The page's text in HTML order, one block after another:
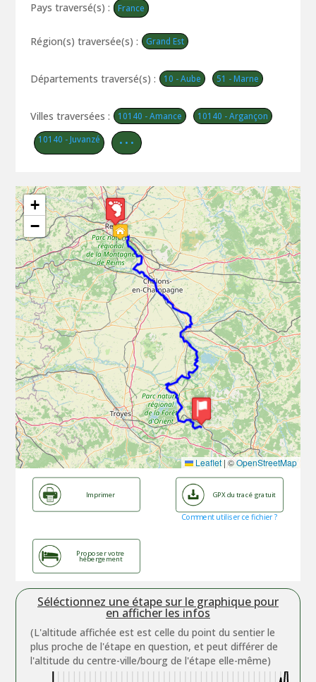
Pays traversé(s) : France
Région(s) traversée(s) : Grand Est
Départements traversé(s) : 10 - Aube 51 - Marne
Villes traversées : 10140 - Amance 10140 - Argançon
10140 - Juvanzé • • •
+
−
Leaflet |©OpenStreetMap
Imprimer GPX du tracé gratuit
Comment utiliser ce fichier ?
Proposer votre
hébergement
Séléctionnez une étape sur le graphique pour
en afficher les infos
(L'altitude affichée est est celle du point du sentier le
plus proche de l'étape en question, et peut différer de
l'altitude du centre-ville/bourg de l'étape elle-même)